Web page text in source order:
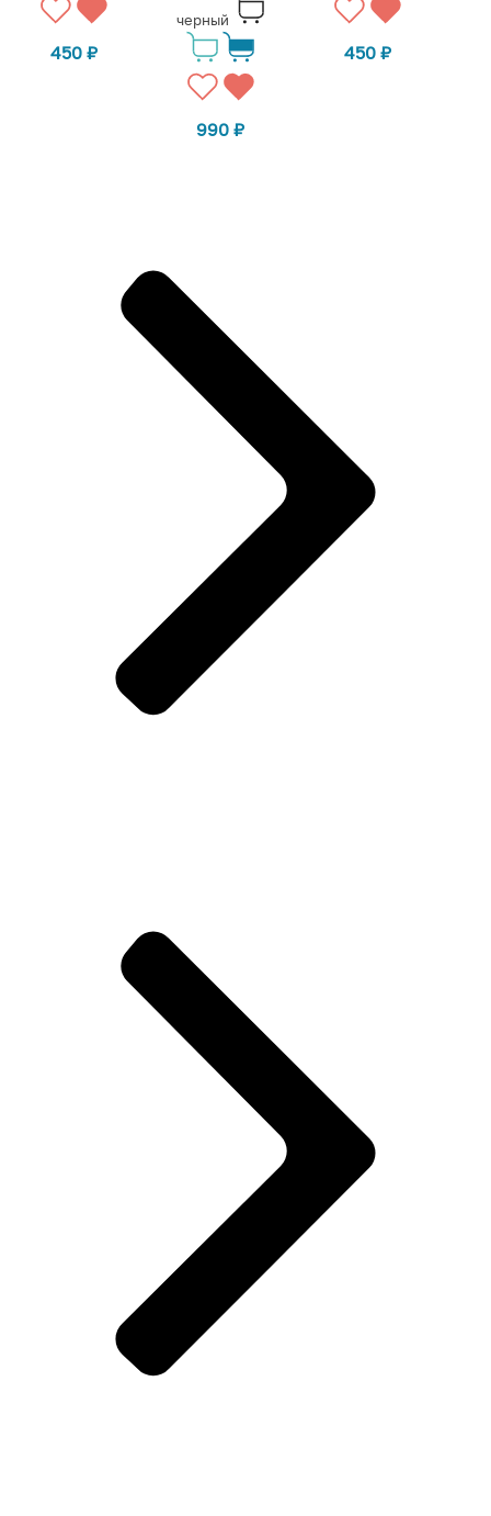
450 ₽
черный
990₽
450 ₽